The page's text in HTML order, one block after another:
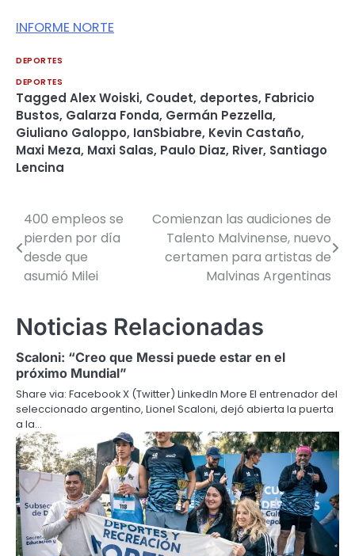
INFORME NORTE
DEPORTES
DEPORTES
Tagged Alex Woiski, Coudet, deportes, Fabricio
Bustos, Galarza Fonda, Germán Pezzella,
Giuliano Galoppo, IanSbiabre, Kevin Castaño,
Maxi Meza, Maxi Salas, Paulo Diaz, River, Santiago
Lencina
Navegación
de
entradas
400 empleos se
pierden por día
desde que
asumió Milei
Comienzan las audiciones de
Talento Malvinense, nuevo
certamen para artistas de
Malvinas Argentinas
Noticias Relacionadas
Scaloni: “Creo que Messi puede estar en el
próximo Mundial”
Share via: Facebook X (Twitter) LinkedIn More El entrenador del
seleccionado argentino, Lionel Scaloni, dejó abierta la puerta
a la…